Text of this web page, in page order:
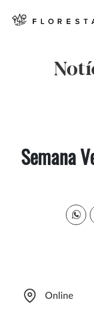
Semana
Online